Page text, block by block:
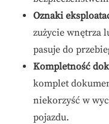
Oznaki
zużycie wnętrza
pasuje do
Kompletność
komplet
niekorzyść w
pojazdu.